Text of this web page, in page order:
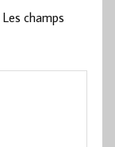
Les champs